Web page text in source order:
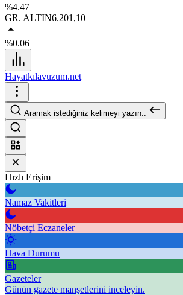
%4.47
GR. ALTIN6.201,10
%0.06
Hayatkılavuzum.net
Aramak istediğiniz kelimeyi yazın..
Hızlı Erişim
Namaz Vakitleri
Nöbetçi Eczaneler
Hava Durumu
Gazeteler
Günün gazete manşetlerini inceleyin.